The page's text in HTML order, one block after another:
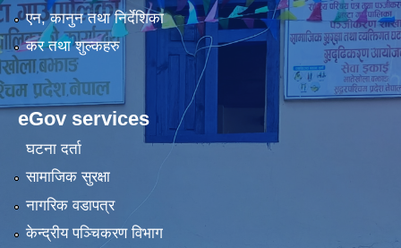
एन, कानुन तथा निर्देशिका
कर तथा शुल्कहरु
eGov services
घटना दर्ता
सामाजिक सुरक्षा
नागरिक वडापत्र
केन्द्रीय पञ्चिकरण विभाग